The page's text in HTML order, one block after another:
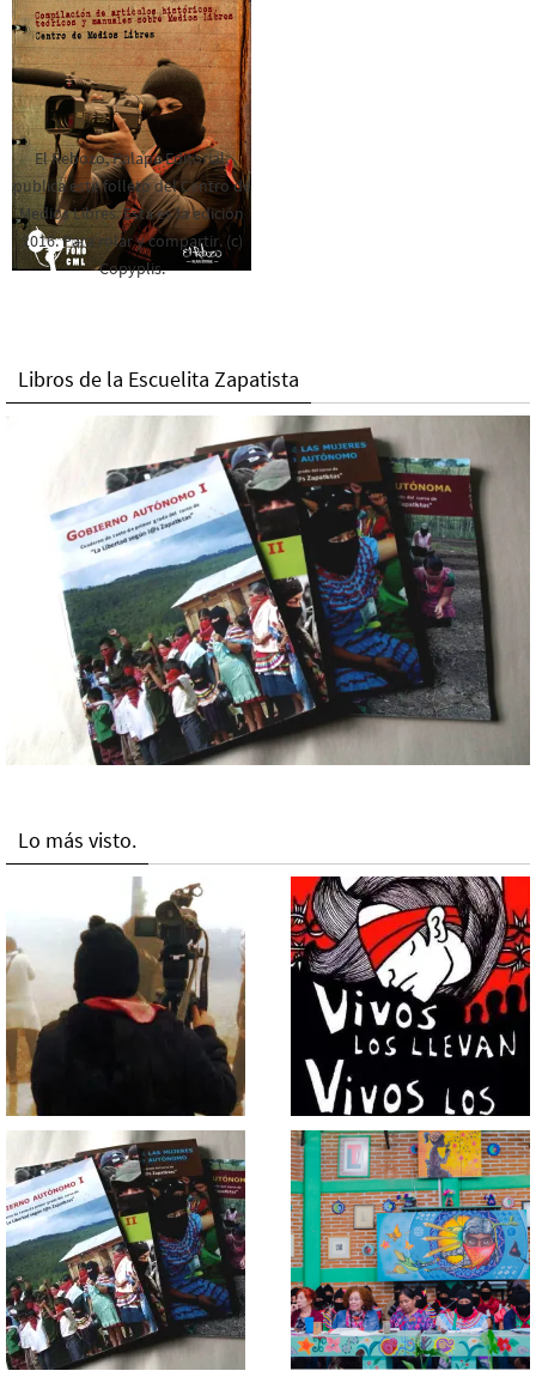
El Rebozo, Palapa Editorial,
publica este folleto del Centro de
Medios Libres. Esta es la edición
2016. Para rolar y compartir. (c)
Copyplis.
Libros de la Escuelita Zapatista
Lo más visto.